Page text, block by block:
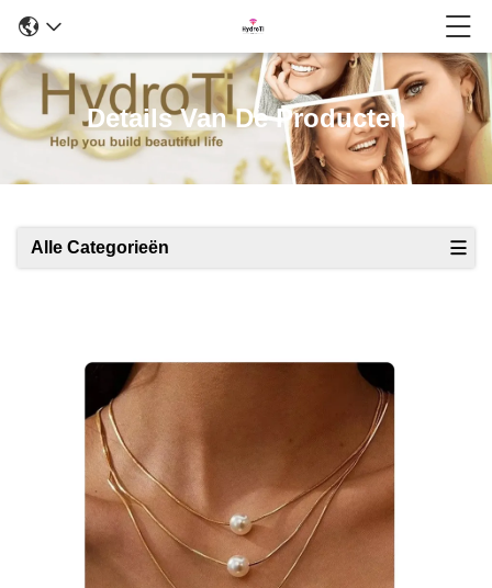
Details Van De Producten
Alle Categorieën